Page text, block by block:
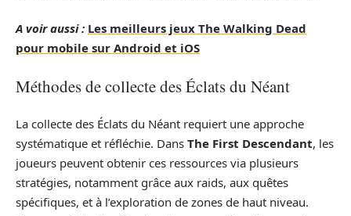
A voir aussi : Les meilleurs jeux The Walking Dead
pour mobile sur Android et iOS
Méthodes de collecte des Éclats du Néant
La collecte des Éclats du Néant requiert une approche
systématique et réfléchie. Dans The First Descendant, les
joueurs peuvent obtenir ces ressources via plusieurs
stratégies, notamment grâce aux raids, aux quêtes
spécifiques, et à l’exploration de zones de haut niveau.